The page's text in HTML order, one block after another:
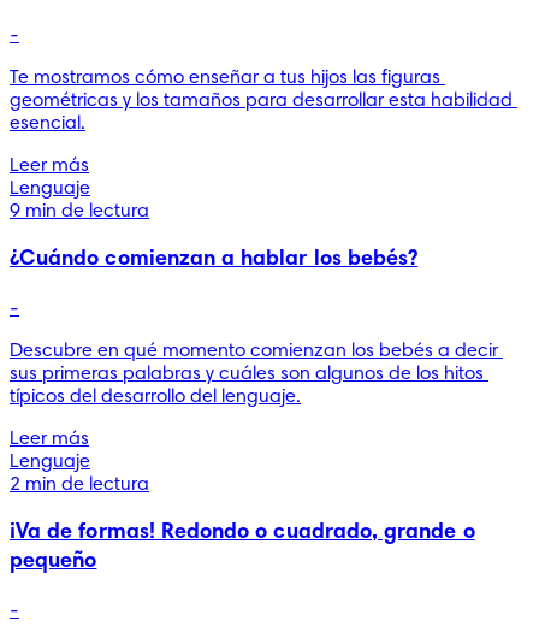
-
Te mostramos cómo enseñar a tus hijos las figuras
geométricas y los tamaños para desarrollar esta habilidad
esencial.
Leer más
Lenguaje
9 min de lectura
¿Cuándo comienzan a hablar los bebés?
-
Descubre en qué momento comienzan los bebés a decir
sus primeras palabras y cuáles son algunos de los hitos
típicos del desarrollo del lenguaje.
Leer más
Lenguaje
2 min de lectura
¡Va de formas! Redondo o cuadrado, grande o
pequeño
-